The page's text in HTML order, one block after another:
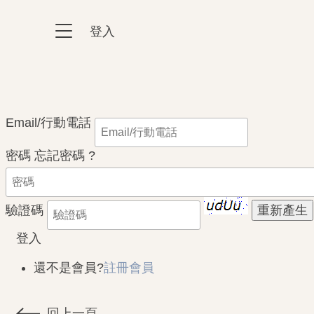
::: 登入
Email/行動電話
密碼 忘記密碼 ?
驗證碼
登入
還不是會員?註冊會員